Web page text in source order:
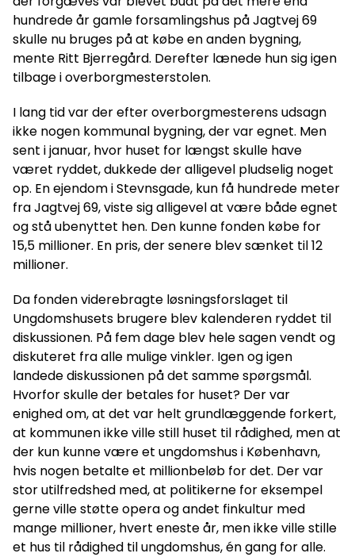
hundrede år gamle forsamlingshus på Jagtvej 69
skulle nu bruges på at købe en anden bygning,
mente Ritt Bjerregård. Derefter lænede hun sig igen
tilbage i overborgmesterstolen.
I lang tid var der efter overborgmesterens udsagn
ikke nogen kommunal bygning, der var egnet. Men
sent i januar, hvor huset for længst skulle have
været ryddet, dukkede der alligevel pludselig noget
op. En ejendom i Stevnsgade, kun få hundrede meter
fra Jagtvej 69, viste sig alligevel at være både egnet
og stå ubenyttet hen. Den kunne fonden købe for
15,5 millioner. En pris, der senere blev sænket til 12
millioner.
Da fonden viderebragte løsningsforslaget til
Ungdomshusets brugere blev kalenderen ryddet til
diskussionen. På fem dage blev hele sagen vendt og
diskuteret fra alle mulige vinkler. Igen og igen
landede diskussionen på det samme spørgsmål.
Hvorfor skulle der betales for huset? Der var
enighed om, at det var helt grundlæggende forkert,
at kommunen ikke ville still huset til rådighed, men at
der kun kunne være et ungdomshus i København,
hvis nogen betalte et millionbeløb for det. Der var
stor utilfredshed med, at politikerne for eksempel
gerne ville støtte opera og andet finkultur med
mange millioner, hvert eneste år, men ikke ville stille
et hus til rådighed til ungdomshus, én gang for alle.